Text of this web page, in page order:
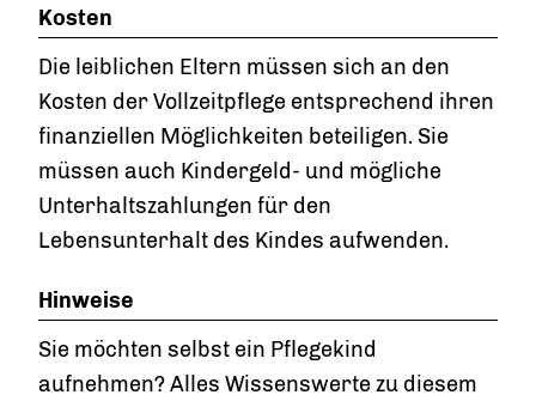
Kosten
Die leiblichen Eltern müssen sich an den
Kosten der Vollzeitpflege entsprechend ihren
finanziellen Möglichkeiten beteiligen. Sie
müssen auch Kindergeld- und mögliche
Unterhaltszahlungen für den
Lebensunterhalt des Kindes aufwenden.
Hinweise
Sie möchten selbst ein Pflegekind
aufnehmen? Alles Wissenswerte zu diesem